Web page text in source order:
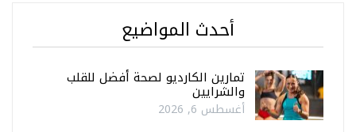
أحدث المواضيع
تمارين الكارديو لصحة أفضل للقلب
والشرايين
أغسطس 6, 2026